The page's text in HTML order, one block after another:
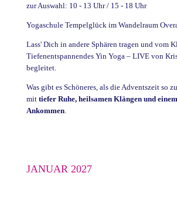
zur Auswahl: 10 - 13 Uhr / 15 - 18 Uhr
Yogaschule Tempelglück im Wandelraum
Lass' Dich in andere Sphären tragen und vom
Tiefenentspannendes Yin Yoga – LIVE von
begleitet.
Was gibt es Schöneres, als die Adventszeit so
mit tiefer Ruhe, heilsamen Klängen und
Ankommen.
JANUAR 2027